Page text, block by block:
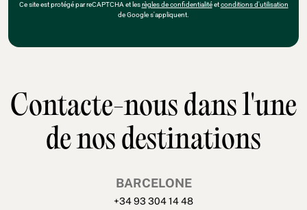
Ce site est protégé par reCAPTCHA et lesrègles de confidentialitéetconditions d'utilisation
de Google s'appliquent.
Contacte-nous dans l'une
de nos destinations
BARCELONE
+34 93 304 14 48